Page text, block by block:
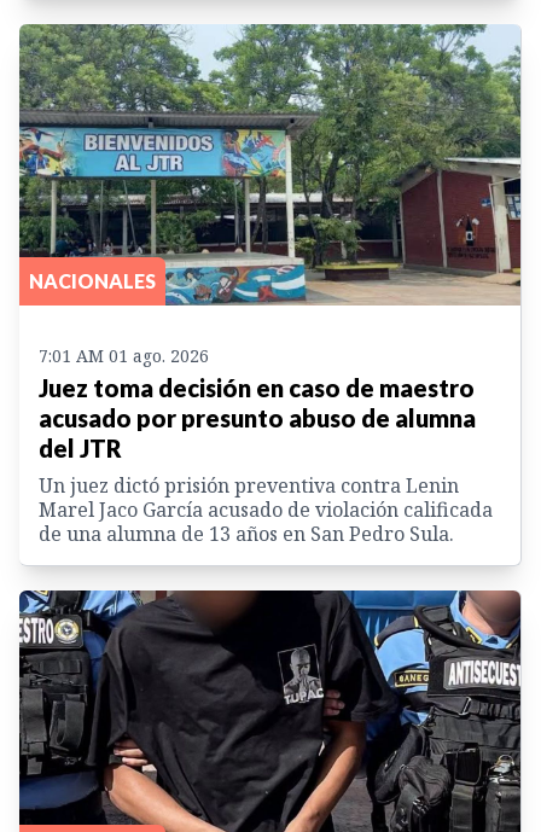
NACIONALES
7:01 AM 01 ago. 2026
Juez toma decisión en caso de maestro
acusado por presunto abuso de alumna
del JTR
Un juez dictó prisión preventiva contra Lenin
Marel Jaco García acusado de violación calificada
de una alumna de 13 años en San Pedro Sula.